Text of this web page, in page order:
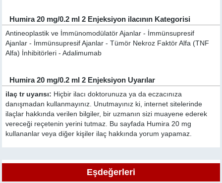
Humira 20 mg/0.2 ml 2 Enjeksiyon ilacının Kategorisi
Antineoplastik ve İmmünomodülatör Ajanlar - İmmünsupresif
Ajanlar - İmmünsupresif Ajanlar - Tümör Nekroz Faktör Alfa (TNF
Alfa) İnhibitörleri - Adalimumab
Humira 20 mg/0.2 ml 2 Enjeksiyon Uyarılar
ilaç tr uyarısı: Hiçbir ilacı doktorunuza ya da eczacınıza
danışmadan kullanmayınız. Unutmayınız ki, internet sitelerinde
ilaçlar hakkında verilen bilgiler, bir uzmanın sizi muayene ederek
vereceği reçetenin yerini tutmaz. Bu sayfada Humira 20 mg
kullananlar veya diğer kişiler ilaç hakkında yorum yapamaz.
Eşdeğerleri